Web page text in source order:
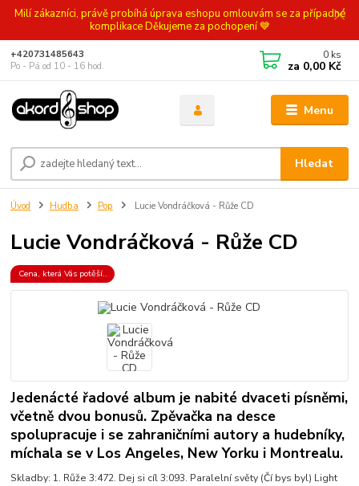
Milí zákazníci, právě probíhá úprava eshopu omlouvám se za případné
komplikace Děkujeme za pochopení 💙
Menu
Hledat
+420731485643
Po - Pá od 10 - 16 hod.
0 ks
za 0,00 Kč
Úvod Hudba Pop Lucie Vondráčková - Růže CD
Lucie Vondráčková - Růže CD
Cena, která Vás potěší..
Jedenácté řadové album je nabité dvaceti písněmi,
včetně dvou bonusů. Zpěvačka na desce
spolupracuje i se zahraničními autory a hudebníky,
míchala se v Los Angeles, New Yorku i Montrealu.
Skladby: 1. Růže 3:472. Dej si cíl 3:093. Paralelní světy (Čí bys byl) Light